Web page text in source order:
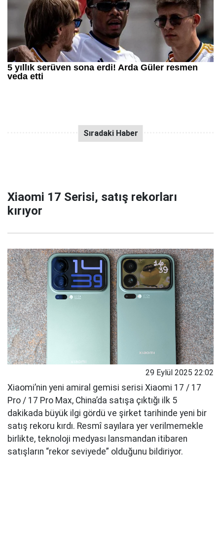
Xiaomi 17 Serisi, satış rekorları
kırıyor
29 Eylül 2025 22:02
Xiaomi’nin yeni amiral gemisi serisi Xiaomi 17 / 17
Pro / 17 Pro Max, China’da satışa çıktığı ilk 5
dakikada büyük ilgi gördü ve şirket tarihinde yeni bir
satış rekoru kırdı. Resmî sayılara yer verilmemekle
birlikte, teknoloji medyası lansmandan itibaren
satışların “rekor seviyede” olduğunu bildiriyor.